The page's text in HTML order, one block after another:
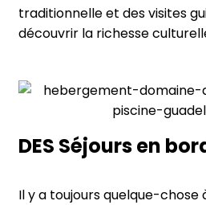
traditionnelle et des visites
découvrir la richesse
DES Séjours en
Il y a toujours quelque-chose